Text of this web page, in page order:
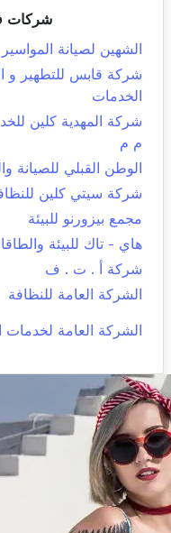
شركات
الشهين لصيانة المواسير
شركة قابس للتطهير و
الخدمات
شركة المهدية كلين
م م
الوطن القبلي للصيانة
شركة سيتي كلين
مجمع بيزورنو للبيئة
هاي - تاك للبيئة
شركة أ . ت . ف
الشركة العامة للنظافة
الشركة العامة لخدمات